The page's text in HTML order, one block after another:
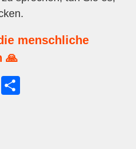
menschliche
🙏
W